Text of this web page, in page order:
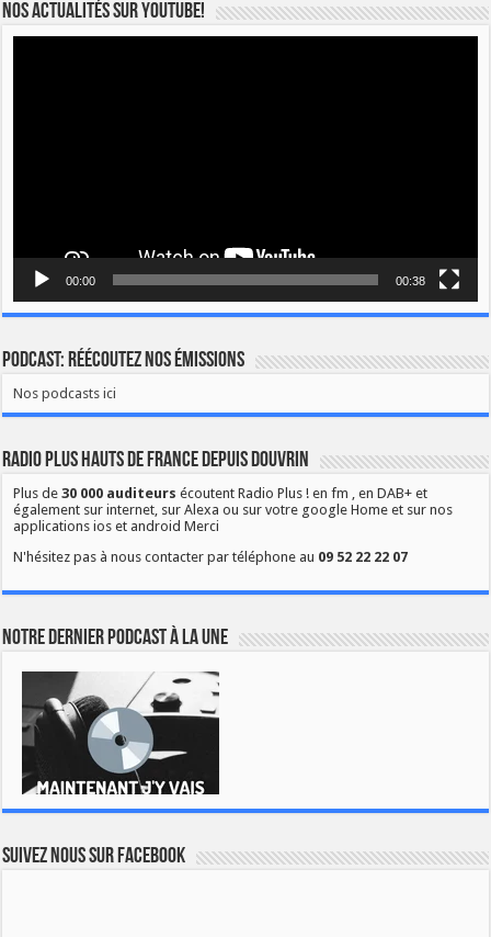
Nos actualités sur YOUTUBE!
00:00 00:38
Podcast: Réécoutez nos émissions
Nos podcasts ici
Radio Plus Hauts de France depuis Douvrin
Plus de30 000 auditeurs écoutent Radio Plus ! en fm , en DAB+ et
également sur internet, sur Alexa ou sur votre google Home et sur nos
applications ios et android Merci
N'hésitez pas à nous contacter par téléphone au 09 52 22 22 07
Notre dernier podcast à la une
Suivez nous sur Facebook